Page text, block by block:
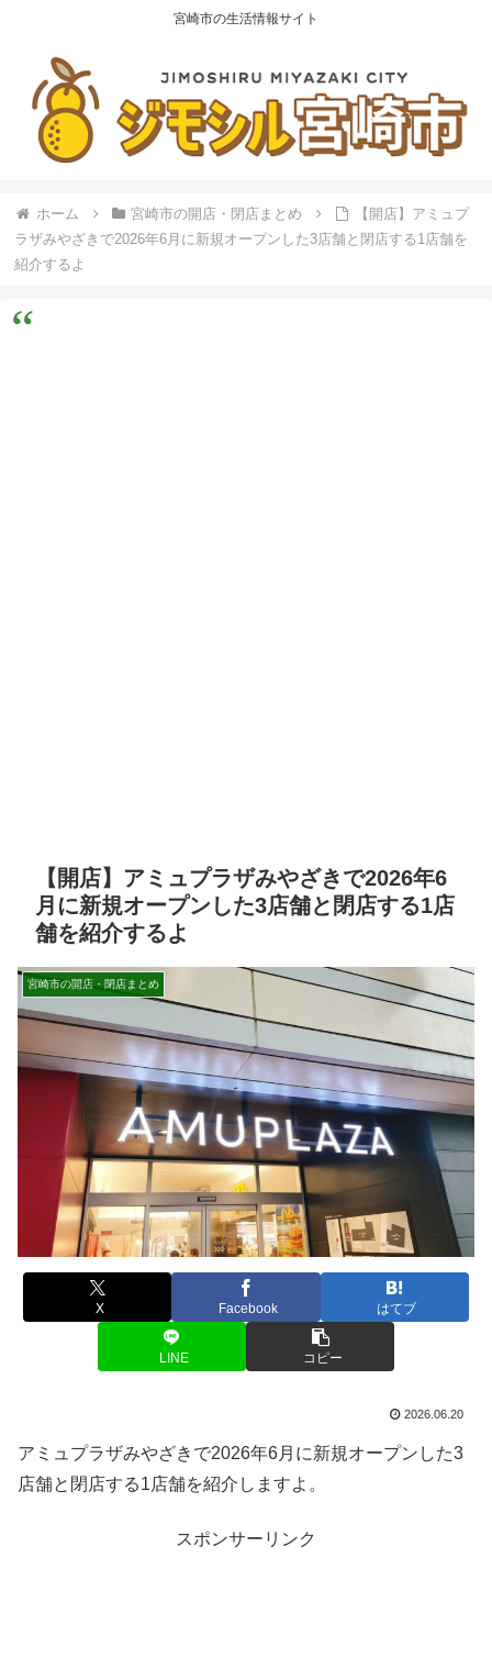
宮崎市の生活情報サイト
ホーム 宮崎市の開店・閉店まとめ
【開店】アミュプ
ラザみやざきで2026年6月に新規オープンした3店舗と閉店する1店舗を
紹介するよ
【開店】アミュプラザみやざきで2026年6
月に新規オープンした3店舗と閉店する1店
舗を紹介するよ
宮崎市の開店・閉店まとめ
X Facebook はてブ
LINE コピー
2026.06.20
アミュプラザみやざきで2026年6月に新規オープンした3
店舗と閉店する1店舗を紹介しますよ。
スポンサーリンク